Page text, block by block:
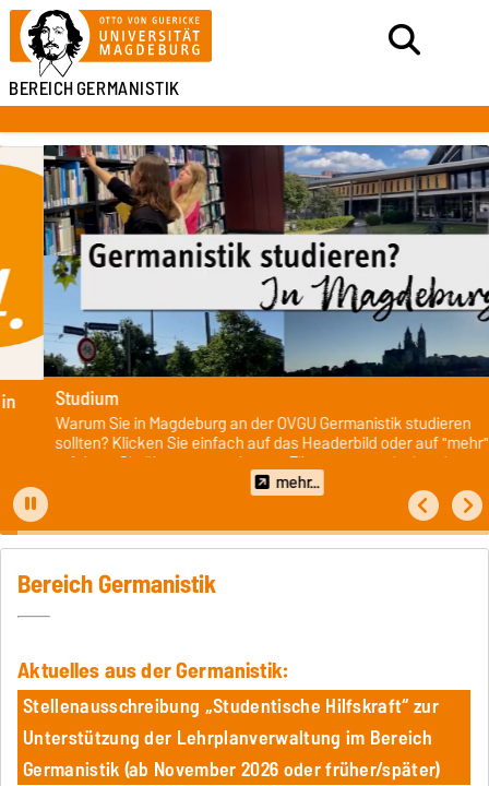
BEREICHGERMANISTIK
Studium
Warum Sie in Magdeburg an der OVGU Germanistik studieren
sollten? Klicken Sie einfach auf das Headerbild oder auf "mehr" und
erfahren Sie über unseren Image-Film, was uns einzigartig macht.
mehr...
Bereich Germanistik
Aktuelles aus der Germanistik:
Stellenausschreibung „Studentische Hilfskraft“ zur
Unterstützung der Lehrplanverwaltung im Bereich
Germanistik (ab November 2026 oder früher/später)